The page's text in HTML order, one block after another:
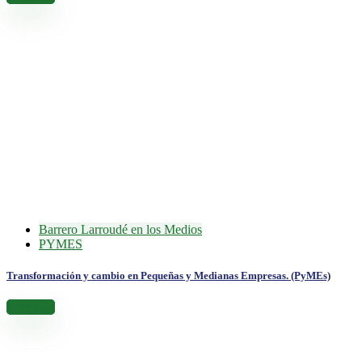
Barrero Larroudé en los Medios
PYMES
Transformación y cambio en Pequeñas y Medianas Empresas. (PyMEs)